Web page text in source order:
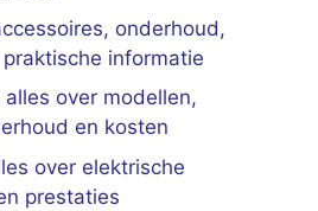
onderhoud,
informatie
alles over modellen,
en kosten
over elektrische
prestaties